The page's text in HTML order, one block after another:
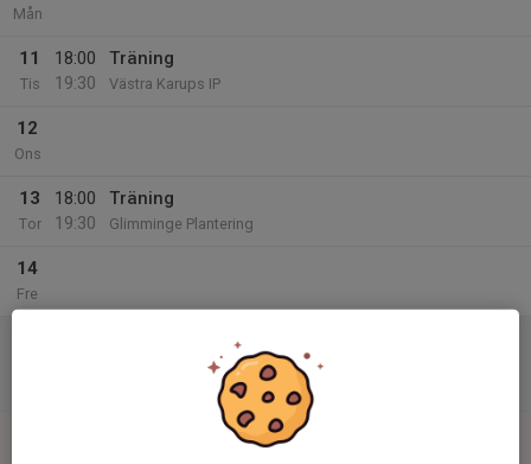
Mån
11
Tis
18:00
19:30
Träning
Västra Karups IP
12
Ons
13
Tor
18:00
19:30
Träning
Glimminge Plantering
14
Fre
Match mot Stehags AIF
P14 Nordvästra B, höst
Västra Karups IP A-plan 9-manna